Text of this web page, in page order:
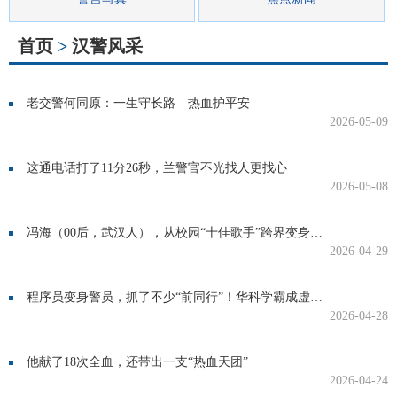
首页 > 汉警风采
老交警何同原：一生守长路 热血护平安
2026-05-09
这通电话打了11分26秒，兰警官不光找人更找心
2026-05-08
冯海（00后，武汉人），从校园“十佳歌手”跨界变身优秀刑警
2026-04-29
程序员变身警员，抓了不少“前同行”！华科学霸成虚拟货币犯罪克星
2026-04-28
他献了18次全血，还带出一支“热血天团”
2026-04-24